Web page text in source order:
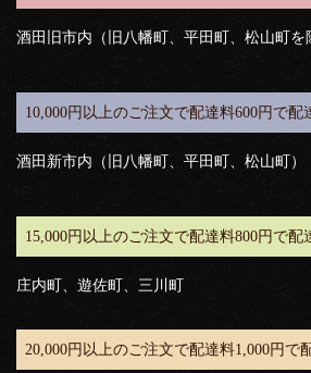
酒田旧市内（旧八幡町、平田町、松山町を
10,000円以上のご注文で配達料600円で配
酒田新市内（旧八幡町、平田町、松山町）
15,000円以上のご注文で配達料800円で配
庄内町、遊佐町、三川町
20,000円以上のご注文で配達料1,000円で